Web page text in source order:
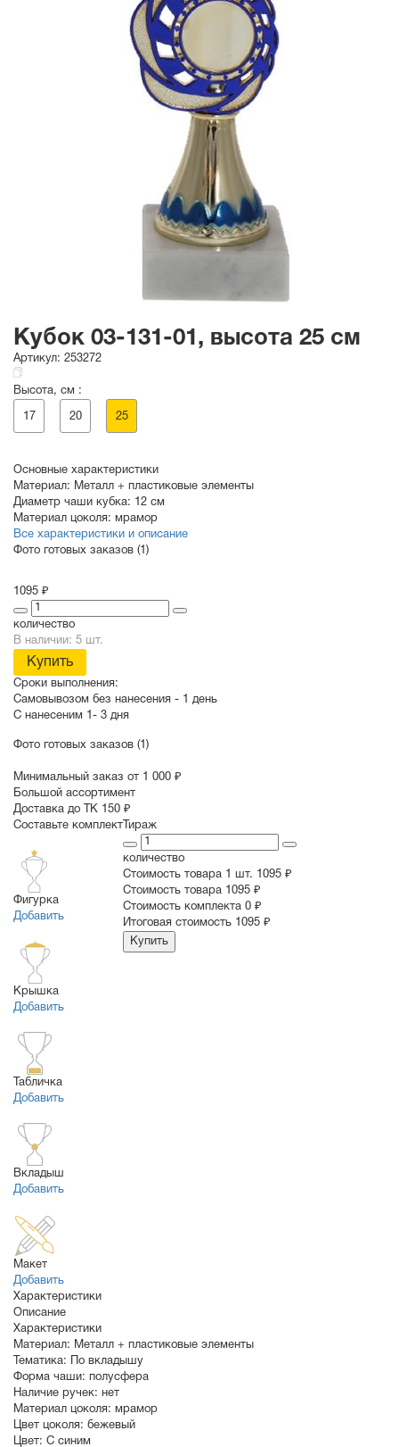
Кубок 03-131-01, высота 25 см
Артикул: 253272
Высота, см :
17 20 25
Основные характеристики
Материал: Металл + пластиковые элементы
Диаметр чаши кубка: 12 см
Материал цоколя: мрамор
Все характеристики и описание
Фото готовых заказов (1)
1095 ₽
количество
В наличии: 5 шт.
Купить
Сроки выполнения:
Самовывозом без нанесения - 1 день
С нанесеним 1- 3 дня
Фото готовых заказов (1)
Минимальный заказ от 1 000 ₽
Большой ассортимент
Доставка до ТК 150 ₽
Составьте комплект
Фигурка
Добавить
Крышка
Добавить
Табличка
Добавить
Вкладыш
Добавить
Макет
Добавить
Тираж
количество
Стоимость товара 1 шт. 1095 ₽
Cтоимость товара 1095 ₽
Стоимость комплекта 0 ₽
Итоговая стоимость 1095 ₽
Купить
Характеристики
Описание
Характеристики
Материал: Металл + пластиковые элементы
Тематика:
По вкладышу
Форма чаши: полусфера
Наличие ручек: нет
Материал цоколя: мрамор
Цвет цоколя: бежевый
Цвет: С синим